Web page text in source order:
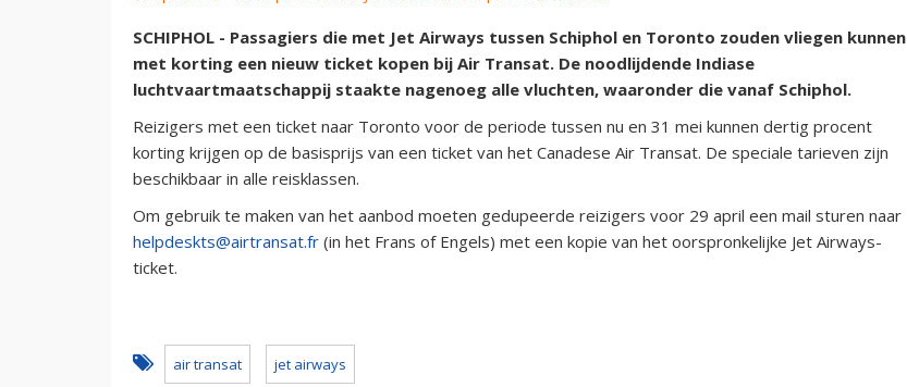
SCHIPHOL - Passagiers die met Jet Airways tussen Schiphol en Toronto zouden vliegen kunnen
met korting een nieuw ticket kopen bij Air Transat. De noodlijdende Indiase
luchtvaartmaatschappij staakte nagenoeg alle vluchten, waaronder die vanaf Schiphol.
Reizigers met een ticket naar Toronto voor de periode tussen nu en 31 mei kunnen dertig procent
korting krijgen op de basisprijs van een ticket van het Canadese Air Transat. De speciale tarieven zijn
beschikbaar in alle reisklassen.
Om gebruik te maken van het aanbod moeten gedupeerde reizigers voor 29 april een mail sturen naar
helpdeskts@airtransat.fr (in het Frans of Engels) met een kopie van het oorspronkelijke Jet Airways-
ticket.
air transat jet airways